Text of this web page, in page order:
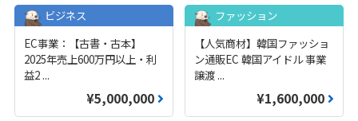
ビジネス
EC事業：【古書・古本】
2025年売上600万円以上・利
益2 ...
¥5,000,000
ファッション
【人気商材】韓国ファッショ
ン通販EC 韓国アイドル 事業
譲渡 ...
¥1,600,000